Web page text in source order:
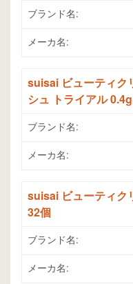
ブランド名:
メーカ名:
suisai ビューティク
シュ トライアル
ブランド名:
メーカ名:
suisai ビューティク
32個
ブランド名:
メーカ名: